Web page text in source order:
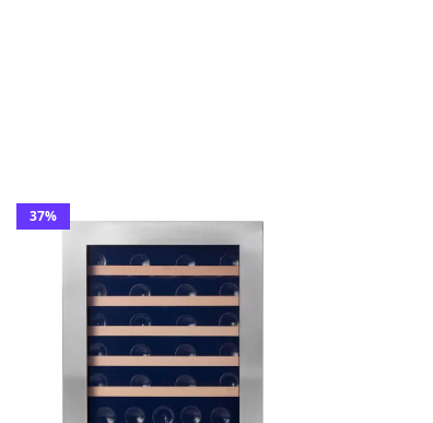
37%